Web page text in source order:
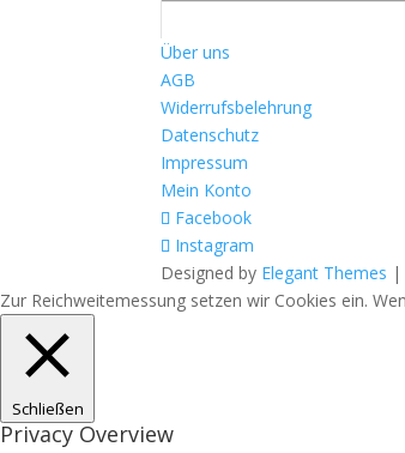
Über uns
AGB
Widerrufsbelehrung
Datenschutz
Impressum
Mein Konto
Facebook
Instagram
Designed by Elegant Themes |
Zur Reichweitemessung setzen wir Cookies ein.
Schließen
Privacy Overview